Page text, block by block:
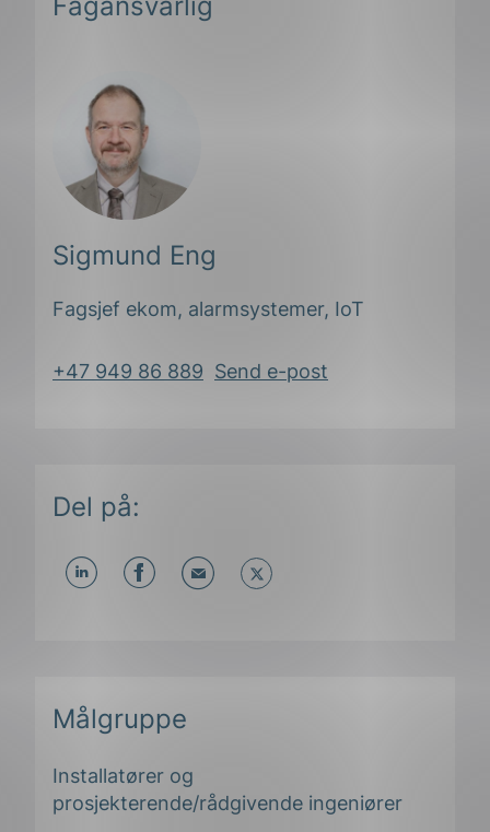
Fagansvarlig
Sigmund Eng
Fagsjef ekom, alarmsystemer, IoT
+47 949 86 889 Send e-post
Del på:
Målgruppe
Installatører og
prosjekterende/rådgivende ingeniører